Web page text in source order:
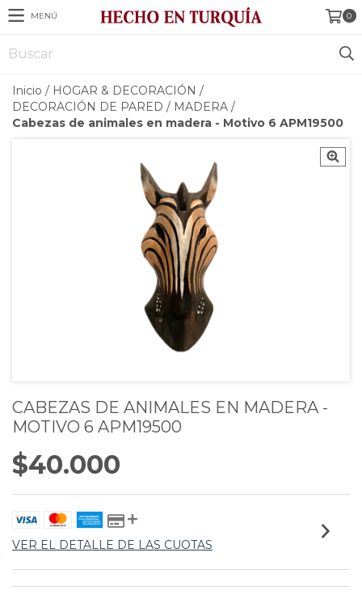
MENÚ 0
Inicio / HOGAR & DECORACIÓN /
DECORACIÓN DE PARED / MADERA /
Cabezas de animales en madera - Motivo 6 APM19500
CABEZAS DE ANIMALES EN MADERA -
MOTIVO 6 APM19500
$40.000
VER EL DETALLE DE LAS CUOTAS